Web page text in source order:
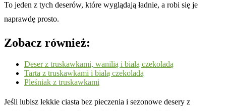
To jeden z tych deserów, które wyglądają ładnie, a robi się je
naprawdę prosto.
Zobacz również:
Deser z truskawkami, wanilią i białą czekoladą
Tarta z truskawkami i białą czekoladą
Pleśniak z truskawkami
Jeśli lubisz lekkie ciasta bez pieczenia i sezonowe desery z